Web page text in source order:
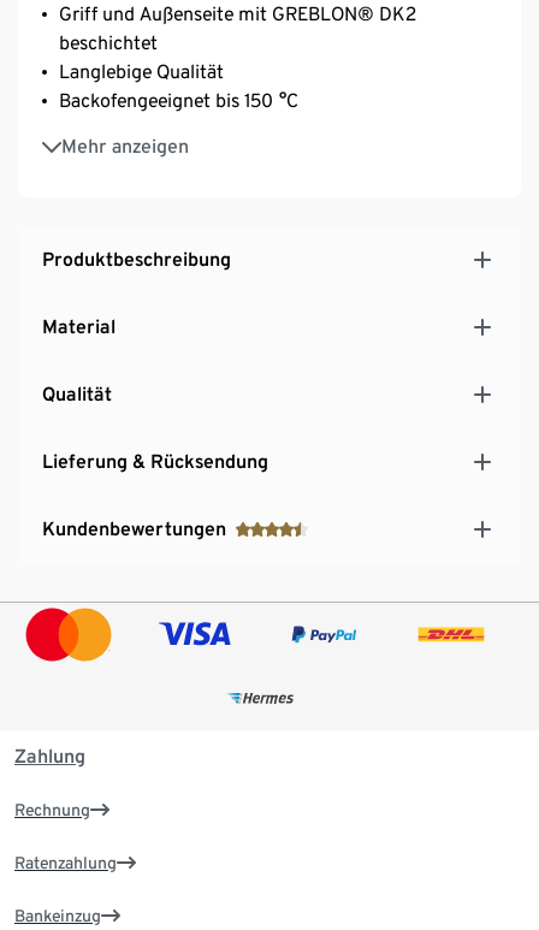
Griff und Außenseite mit GREBLON® DK2
beschichtet
Langlebige Qualität
Backofengeeignet bis 150 °C
Mehr anzeigen
Spülmaschinengeeignet
Für alle Herdarten geeignet – ausgenommen
Produktbeschreibung
Material
Qualität
Lieferung & Rücksendung
Kundenbewertungen
Zahlung
Rechnung
Ratenzahlung
Bankeinzug